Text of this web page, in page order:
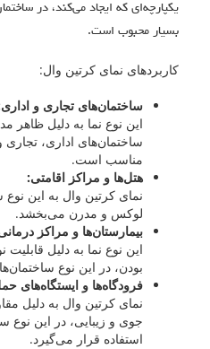
یکپارچه‌ای که ایجاد می‌کند، در
بسیار محبوب است.
کاربردهای نمای کرتین وال:
ساختمان‌های تجاری و
این نوع نما به دلیل ظاهر
ساختمان‌های اداری، تجاری
مناسب است.
هتل‌ها و مراکز اقامتی:
نمای کرتین وال به این
لوکس و مدرن می‌بخشد.
بیمارستان‌ها و مراکز
این نوع نما به دلیل
بودن، در این نوع
فرودگاه‌ها و ایستگاه‌های
نمای کرتین وال به دلیل
جوی و زیبایی، در این نوع
استفاده قرار می‌گیرد.